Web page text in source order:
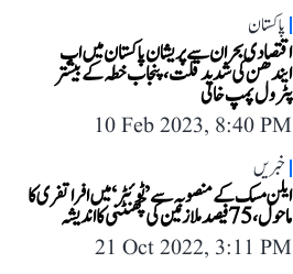
پاکستان
اقتصادی بحران سے پریشان پاکستان میں اب
ایندھن کی شدید قلت، پنجاب خطہ کے بیشتر
پٹرول پمپ خالی
10 Feb 2023, 8:40 PM
خبریں
ایلن مسک کے منصوبہ سے ’ٹوئٹر‘ میں افرا تفری کا
ماحول، 75 فیصد ملازمین کی چھنٹنی کا اندیشہ
21 Oct 2022, 3:11 PM